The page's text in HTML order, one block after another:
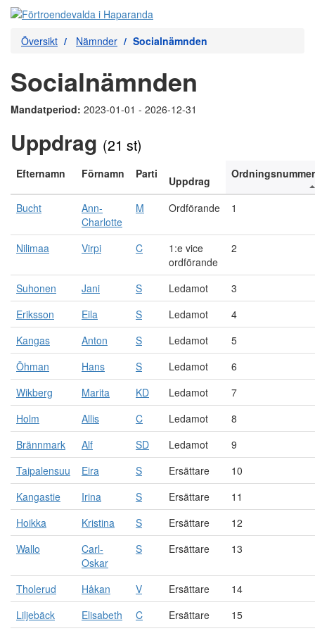
Översikt Nämnder Socialnämnden
Socialnämnden
Mandatperiod: 2023-01-01 - 2026-12-31
Uppdrag (21 st)
Efternamn Förnamn Parti
Uppdrag
Ordningsnummer
Bucht
Ann-
Charlotte
M Ordförande 1
Nilimaa Virpi C
1:e vice
ordförande
2
Suhonen Jani S Ledamot
3
Eriksson
Eila S Ledamot
4
Kangas
Anton S Ledamot
5
Öhman
Hans S Ledamot
6
Wikberg
Marita KD Ledamot
7
Holm
Allis C Ledamot
8
Brännmark
Alf SD Ledamot
9
Taipalensuu
Eira S Ersättare
10
Kangastie
Irina S Ersättare
11
Hoikka
Kristina S Ersättare
12
Wallo
Carl-
Oskar
S Ersättare 13
Tholerud Håkan V Ersättare
14
Liljebäck
Elisabeth C Ersättare 15